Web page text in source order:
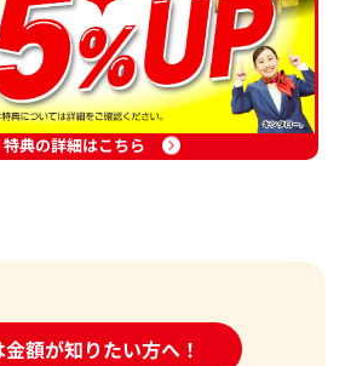
特典の詳細はこちら
金額が知りたい方へ！
中!問い合わせフォーム